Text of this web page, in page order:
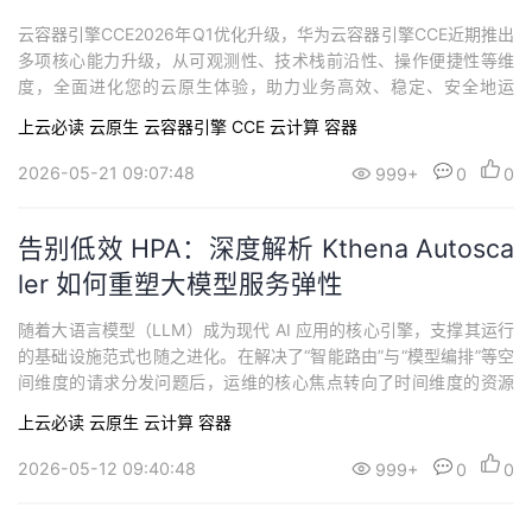
云容器引擎CCE2026年Q1优化升级，华为云容器引擎CCE近期推出
多项核心能力升级，从可观测性、技术栈前沿性、操作便捷性等维
度，全面进化您的云原生体验，助力业务高效、稳定、安全地运
上云必读 云原生 云容器引擎 CCE 云计算 容器
2026-05-21 09:07:48 999+ 0 0
告别低效 HPA：深度解析 Kthena Autosca
ler 如何重塑大模型服务弹性
随着大语言模型（LLM）成为现代 AI 应用的核心引擎，支撑其运行
的基础设施范式也随之进化。在解决了“智能路由”与“模型编排”等空
间维度的请求分发问题后，运维的核心焦点转向了时间维度的资源
er 便是针对这一命题的标准答案。本文将深入剖析 Kthena Autosca
ler 的架构拓扑、通用策略逻辑以及多样化的绑定形态。
上云必读 云原生 云计算 容器
2026-05-12 09:40:48 999+ 0 0